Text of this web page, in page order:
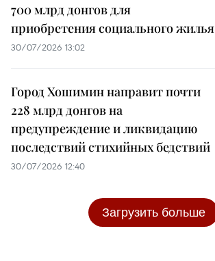
700 млрд донгов для
приобретения социального жилья
30/07/2026 13:02
Город Хошимин направит почти
228 млрд донгов на
предупреждение и ликвидацию
последствий стихийных бедствий
30/07/2026 12:40
Загрузить больше